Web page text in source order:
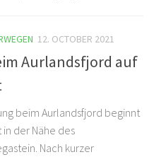
12. OCTOBER 2021
Aurlandsfjord auf
beim Aurlandsfjord beginnt
der Nähe des
Nach kurzer